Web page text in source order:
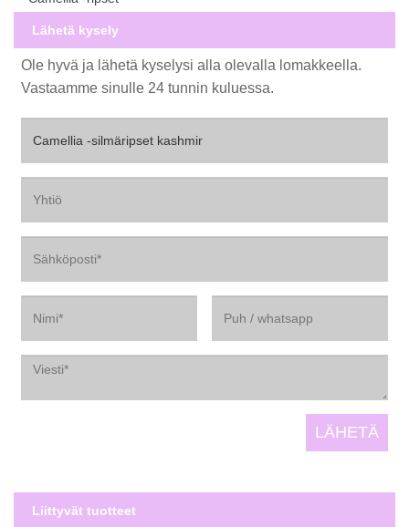
Lähetä kysely
Ole hyvä ja lähetä kyselysi alla olevalla lomakkeella.
Vastaamme sinulle 24 tunnin kuluessa.
Liittyvät tuotteet